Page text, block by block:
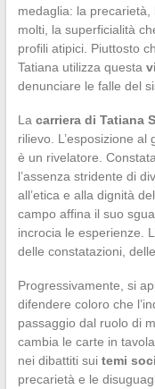
medaglia: la
molti, la superficialità
profili atipici. Piuttosto
Tatiana utilizza questa
denunciare le falle del
La carriera di Tatiana
rilievo. L’esposizione
è un rivelatore.
l’assenza stridente di
all’etica e alla dignità
campo affina il suo
incrocia le esperienze.
delle constatazioni,
Progressivamente, si
difendere coloro che
passaggio dal ruolo di
cambia le carte in
nei dibattiti sui temi
precarietà e le